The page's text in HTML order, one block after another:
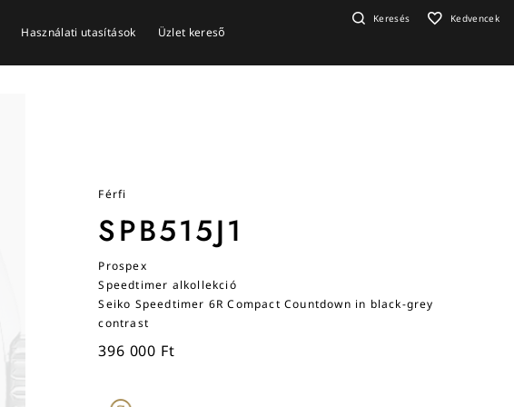
Használati utasítások Üzlet kereső
Keresés Kedvencek
Férfi
SPB515J1
Prospex
Speedtimer alkollekció
Seiko Speedtimer 6R Compact Countdown in black-grey
contrast
396 000 Ft